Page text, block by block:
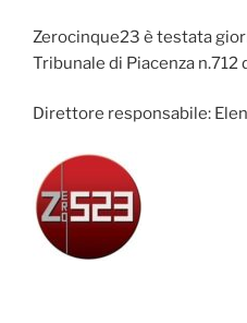
Zerocinque23 è testata
Tribunale di Piacenza n.712
Direttore responsabile: